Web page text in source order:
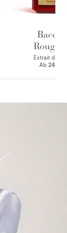
Rouge
Extrait de
Ab